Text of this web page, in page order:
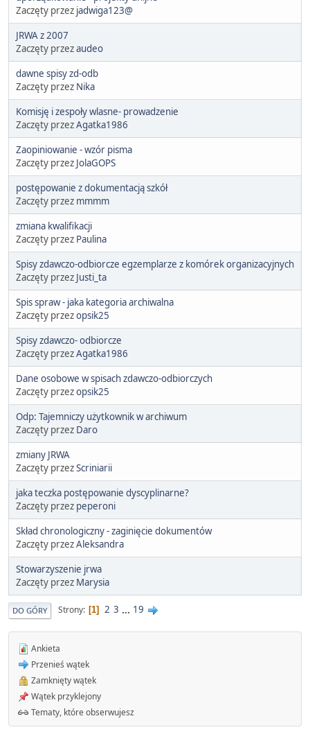
Zaczęty przez jadwiga123@
JRWA z 2007
Zaczęty przezaudeo
dawne spisy zd-odb
Zaczęty przez Nika
Komisję i zespoły wlasne- prowadzenie
Zaczęty przezAgatka1986
Zaopiniowanie - wzór pisma
Zaczęty przez JolaGOPS
postępowanie z dokumentacją szkół
Zaczęty przez mmmm
zmiana kwalifikacji
Zaczęty przez Paulina
Spisy zdawczo-odbiorcze egzemplarze z komórek organizacyjnych
Zaczęty przez Justi_ta
Spis spraw - jaka kategoria archiwalna
Zaczęty przezopsik25
Spisy zdawczo- odbiorcze
Zaczęty przezAgatka1986
Dane osobowe w spisach zdawczo-odbiorczych
Zaczęty przezopsik25
Odp: Tajemniczy użytkownik w archiwum
Zaczęty przez Daro
zmiany JRWA
Zaczęty przezScriniarii
jaka teczka postępowanie dyscyplinarne?
Zaczęty przez peperoni
Skład chronologiczny - zaginięcie dokumentów
Zaczęty przezAleksandra
Stowarzyszenie jrwa
Zaczęty przez Marysia
DO GÓRY Strony 1 2 3 ... 19
Ankieta
Przenieś wątek
Zamknięty wątek
Wątek przyklejony
Tematy, które obserwujesz